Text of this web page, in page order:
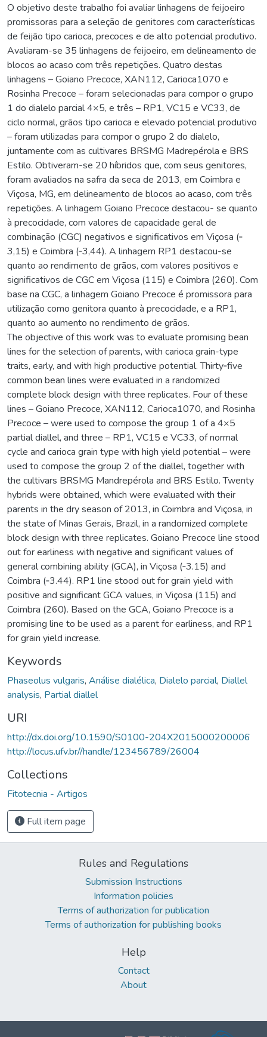
O objetivo deste trabalho foi avaliar linhagens de feijoeiro
promissoras para a seleção de genitores com características
de feijão tipo carioca, precoces e de alto potencial produtivo.
Avaliaram-se 35 linhagens de feijoeiro, em delineamento de
blocos ao acaso com três repetições. Quatro destas
linhagens – Goiano Precoce, XAN112, Carioca1070 e
Rosinha Precoce – foram selecionadas para compor o grupo
1 do dialelo parcial 4×5, e três – RP1, VC15 e VC33, de
ciclo normal, grãos tipo carioca e elevado potencial produtivo
– foram utilizadas para compor o grupo 2 do dialelo,
juntamente com as cultivares BRSMG Madrepérola e BRS
Estilo. Obtiveram-se 20 híbridos que, com seus genitores,
foram avaliados na safra da seca de 2013, em Coimbra e
Viçosa, MG, em delineamento de blocos ao acaso, com três
repetições. A linhagem Goiano Precoce destacou- se quanto
à precocidade, com valores de capacidade geral de
combinação (CGC) negativos e significativos em Viçosa (‐
3,15) e Coimbra (‐3,44). A linhagem RP1 destacou-se
quanto ao rendimento de grãos, com valores positivos e
significativos de CGC em Viçosa (115) e Coimbra (260). Com
base na CGC, a linhagem Goiano Precoce é promissora para
utilização como genitora quanto à precocidade, e a RP1,
quanto ao aumento no rendimento de grãos.
The objective of this work was to evaluate promising bean
lines for the selection of parents, with carioca grain-type
traits, early, and with high productive potential. Thirty‐five
common bean lines were evaluated in a randomized
complete block design with three replicates. Four of these
lines – Goiano Precoce, XAN112, Carioca1070, and Rosinha
Precoce – were used to compose the group 1 of a 4×5
partial diallel, and three – RP1, VC15 e VC33, of normal
cycle and carioca grain type with high yield potential – were
used to compose the group 2 of the diallel, together with
the cultivars BRSMG Mandrepérola and BRS Estilo. Twenty
hybrids were obtained, which were evaluated with their
parents in the dry season of 2013, in Coimbra and Viçosa, in
the state of Minas Gerais, Brazil, in a randomized complete
block design with three replicates. Goiano Precoce line stood
out for earliness with negative and significant values of
general combining ability (GCA), in Viçosa (‐3.15) and
Coimbra (‐3.44). RP1 line stood out for grain yield with
positive and significant GCA values, in Viçosa (115) and
Coimbra (260). Based on the GCA, Goiano Precoce is a
promising line to be used as a parent for earliness, and RP1
for grain yield increase.
Keywords
Phaseolus vulgaris, Análise dialélica, Dialelo parcial, Diallel
analysis, Partial diallel
URI
http://dx.doi.org/10.1590/S0100-204X2015000200006
http://locus.ufv.br//handle/123456789/26004
Collections
Fitotecnia - Artigos
Full item page
Rules and Regulations
Submission Instructions
Information policies
Terms of authorization for publication
Terms of authorization for publishing books
Help
Contact
About